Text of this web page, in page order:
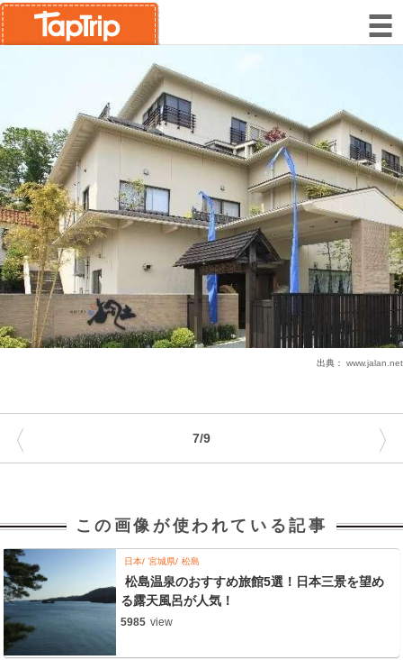
出典： www.jalan.net
7/9
〈 〉
この画像が使われている記事
日本 宮城県 松島
松島温泉のおすすめ旅館5選！日本三景を望め
る露天風呂が人気！
5985 view